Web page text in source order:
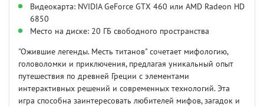
Видеокарта: NVIDIA GeForce GTX 460 или AMD Radeon HD
6850
Место на диске: 20 ГБ свободного пространства
"Ожившие легенды. Месть титанов" сочетает мифологию,
головоломки и приключения, предлагая уникальный опыт
путешествия по древней Греции с элементами
интерактивных решений и современных технологий. Эта
игра способна заинтересовать любителей мифов, загадок и